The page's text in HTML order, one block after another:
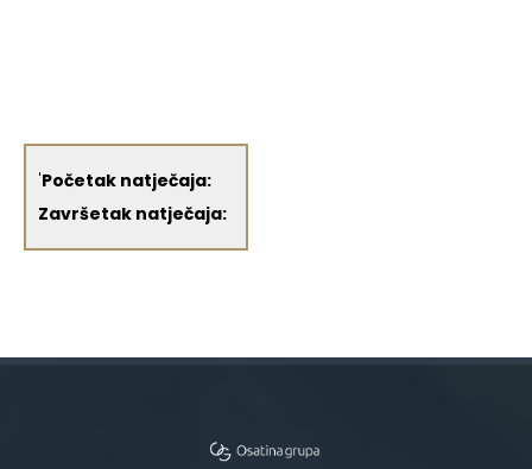
'Početak natječaja:
Završetak natječaja: